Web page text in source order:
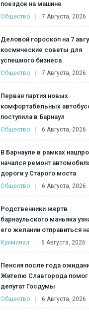
поездок на машине
Общество 7 Августа, 2026
Деловой гороскоп на 7
космические советы для
успешного бизнеса
Общество 7 Августа, 2026
Первая партия новых
комфортабельных
поступила в Барнаул
Общество 6 Августа, 2026
В Барнауле в рамках
начался ремонт
дороги у Старого моста
Общество 6 Августа, 2026
Родственники жертв
барнаульского маньяка
его желании отправиться
Криминал 6 Августа, 2026
Пенсия после года
Жителю Славгорода помог
депутат Госдумы
Общество 6 Августа, 2026